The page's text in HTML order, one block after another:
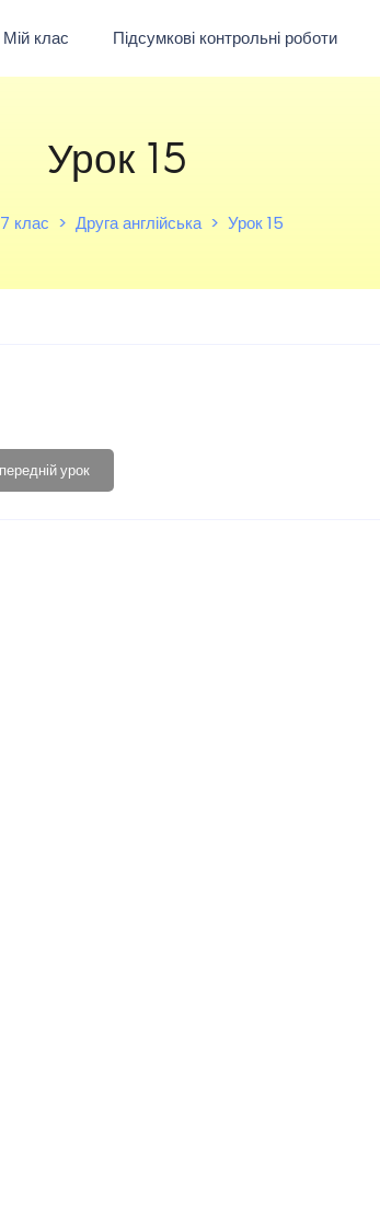
Мій клас Підсумкові контрольні роботи
Урок 15
7 клас Друга англійська Урок 15